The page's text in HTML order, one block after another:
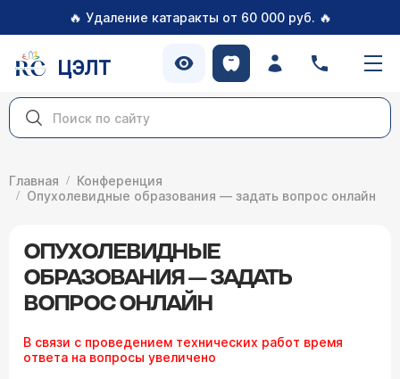
🔥 Удаление катаракты от 60 000 руб. 🔥
ЦЭЛТ
Главная
Конференция
Опухолевидные образования — задать вопрос онлайн
ОПУХОЛЕВИДНЫЕ
ОБРАЗОВАНИЯ — ЗАДАТЬ
ВОПРОС ОНЛАЙН
В связи с проведением технических работ время
ответа на вопросы увеличено